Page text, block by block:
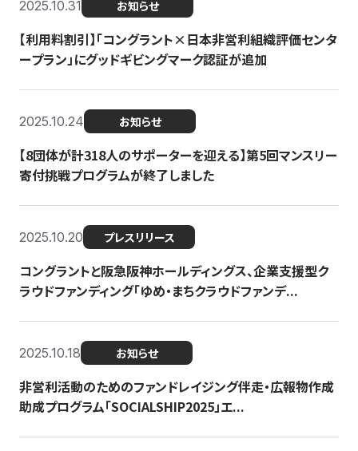
2025.10.31 お知らせ
【利用料割引】「コングラント×日本非営利組織評価センタ
ープラン」にグッドギビングマーク認証が追加
2025.10.24 お知らせ
【8団体が計318人のサポーターを迎える】​​第5回マンスリー
寄付挑戦プログラムが終了しました
2025.10.20 プレスリリース
コングラントと阪急阪神ホールディングス、企業支援型ク
ラウドファンディング「ゆめ・まちクラウドファンデ...
2025.10.18 お知らせ
非営利活動のためのファンドレイジング伴走・広報物作成
助成プログラム「SOCIALSHIP2025」エ...